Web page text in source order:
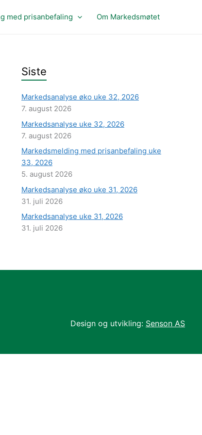
med prisanbefaling Om Markedsmøtet
Siste
Markedsanalyse øko uke 32, 2026
7. august 2026
Markedsanalyse uke 32, 2026
7. august 2026
Markedsmelding med prisanbefaling uke
33, 2026
5. august 2026
Markedsanalyse øko uke 31, 2026
31. juli 2026
Markedsanalyse uke 31, 2026
31. juli 2026
Design og utvikling: Senson AS